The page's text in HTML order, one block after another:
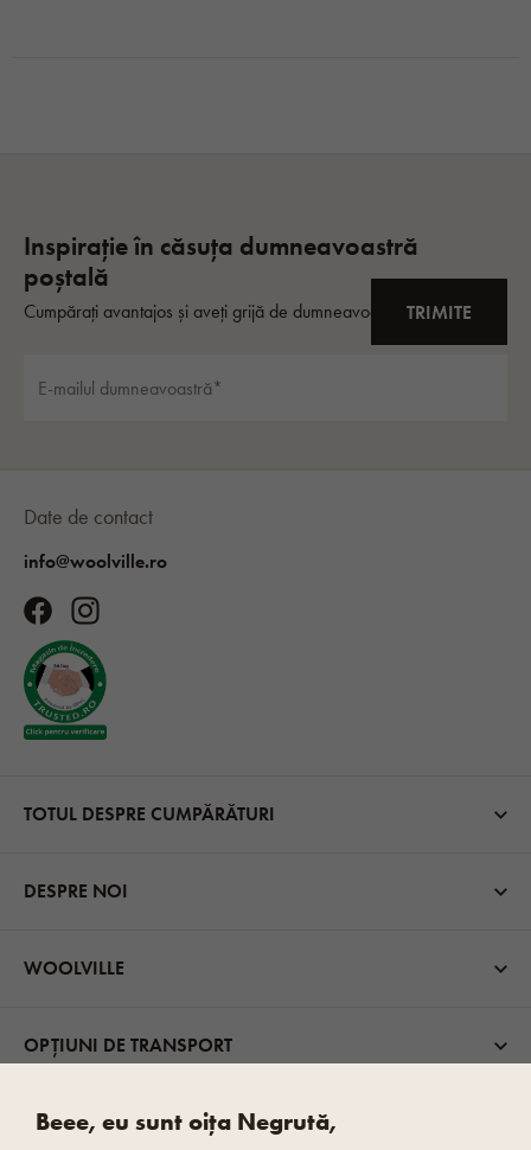
Date de contact
info@woolville.ro
TOTUL DESPRE CUMPĂRĂTURI
DESPRE NOI
WOOLVILLE
OPȚIUNI DE TRANSPORT
Beee, eu sunt oița Negrută,